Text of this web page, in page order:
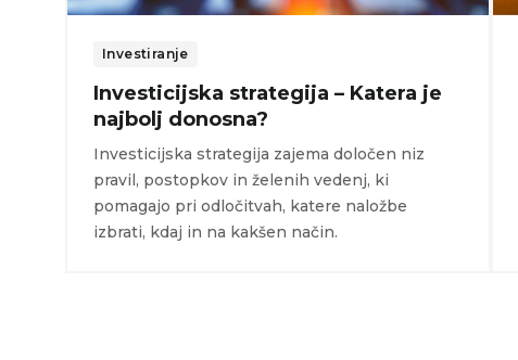
Investiranje
Investicijska strategija – Katera je
najbolj donosna?
Investicijska strategija zajema določen niz
pravil, postopkov in želenih vedenj, ki
pomagajo pri odločitvah, katere naložbe
izbrati, kdaj in na kakšen način.